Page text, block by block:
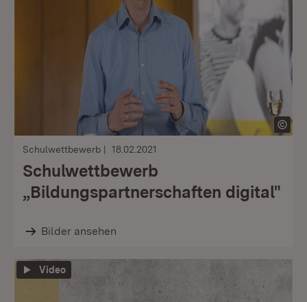
Schulwettbewerb 18.02.2021
Schulwettbewerb
„Bildungspartnerschaften digital"
Bilder ansehen
Video